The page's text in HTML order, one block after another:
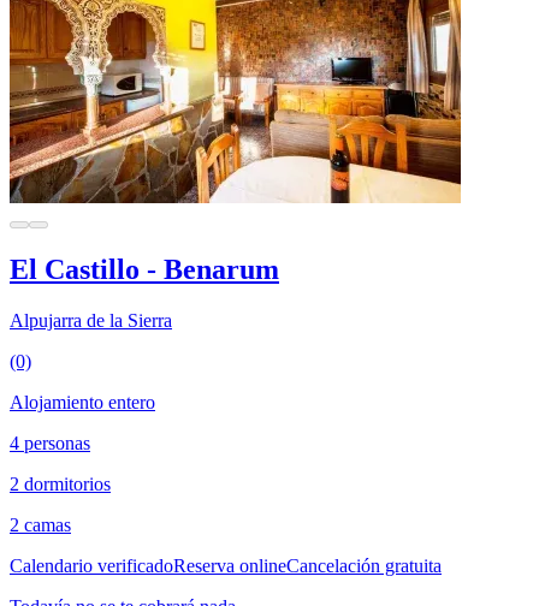
El Castillo - Benarum
Alpujarra de la Sierra
(0)
Alojamiento entero
4 personas
2 dormitorios
2 camas
Calendario verificadoReserva onlineCancelación gratuita